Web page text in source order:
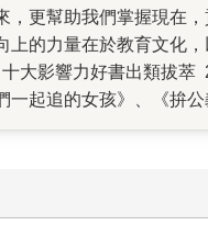
更幫助我們掌握現在
的力量在於教育文化
影響力好書出類拔萃
起追的女孩》、《拚
思考歷史...。眼見不
由 遠見‧天下文化事